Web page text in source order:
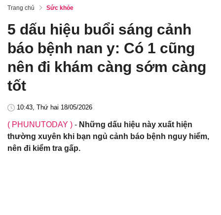
Trang chủ Sức khỏe
5 dấu hiệu buổi sáng cảnh
báo bệnh nan y: Có 1 cũng
nên đi khám càng sớm càng
tốt
10:43, Thứ hai 18/05/2026
( PHUNUTODAY ) - Những dấu hiệu này xuất hiện
thường xuyên khi bạn ngủ cảnh báo bệnh nguy hiểm,
nên đi kiểm tra gấp.